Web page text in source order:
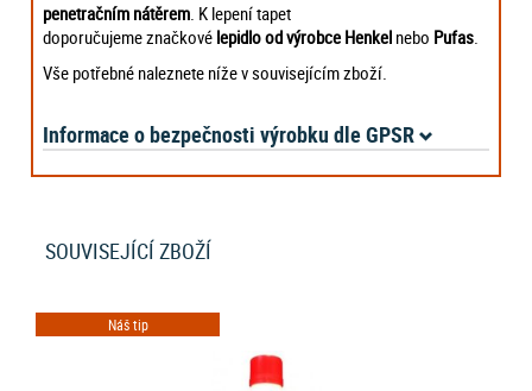
penetračním nátěrem. K lepení tapet
doporučujeme značkové lepidlo od výrobce Henkel nebo Pufas.
Vše potřebné naleznete níže v souvisejícím zboží.
Informace o bezpečnosti výrobku dle GPSR
SOUVISEJÍCÍ ZBOŽÍ
Náš tip